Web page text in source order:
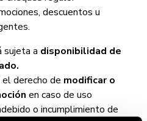
descuentos u
sujeta a disponibilidad de
derecho de modificar o
en caso de uso
o incumplimiento de